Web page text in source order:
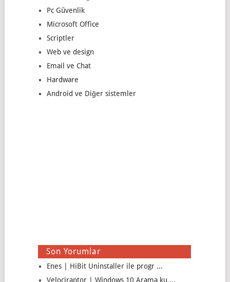
Pc Güvenlik
Microsoft Office
Scriptler
Web ve design
Email ve Chat
Hardware
Android ve Diğer sistemler
Son Yorumlar
Enes | HiBit Uninstaller ile progr ...
Velociraptor | Windows 10 Arama ku ...